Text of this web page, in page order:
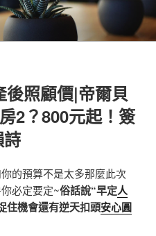
後照顧價|帝爾貝
2？800元起！簽
的預算不是太多那麼此次
必定要定~俗話說“早定人
住機會還有逆天扣頭安心圓